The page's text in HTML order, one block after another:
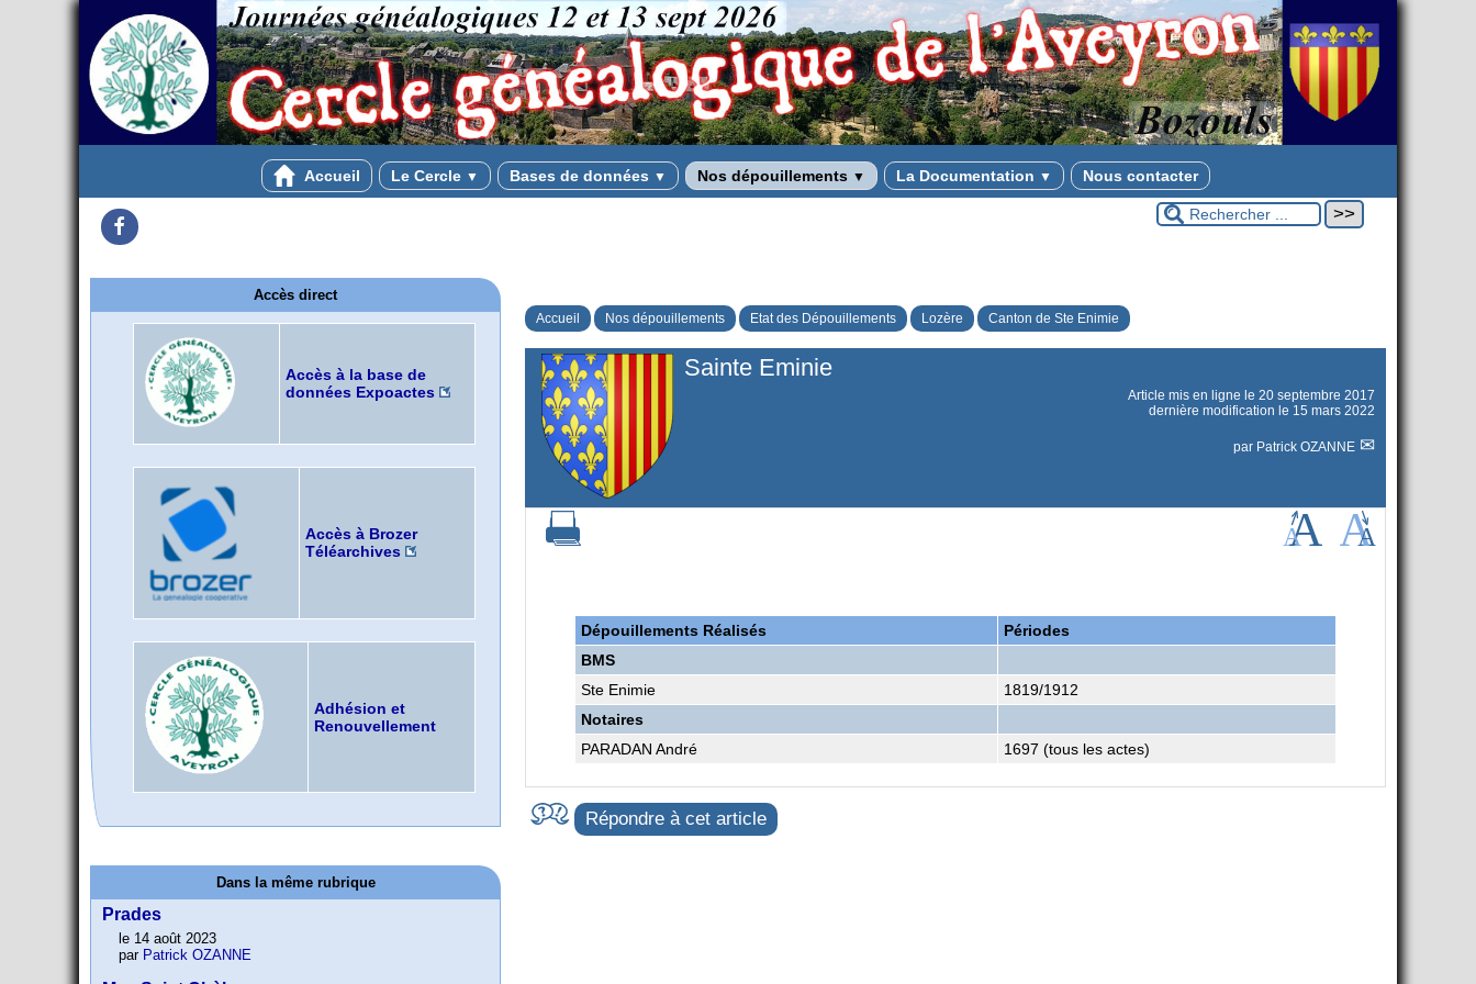
Accueil Le Cercle ▼ Bases de données ▼ Nos dépouillements ▼ La Documentation ▼ Nous contacter
Accueil Nos dépouillements Etat des Dépouillements Lozère Canton de Ste Enimie
Sainte Eminie
Article mis en ligne le 20 septembre 2017
dernière modification le 15 mars 2022
par Patrick OZANNE
Dépouillements Réalisés
Périodes
BMS
Ste Enimie
1819/1912
Notaires
PARADAN André
1697 (tous les actes)
Répondre à cet article
Accès direct
Accès à la base de
données Expoactes
Accès à Brozer
Téléarchives
Adhésion et
Renouvellement
Dans la même rubrique
Prades
le 14 août 2023
par Patrick OZANNE